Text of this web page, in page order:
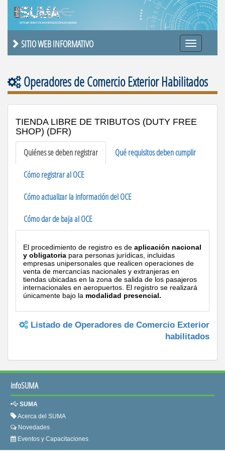
SITIO WEB INFORMATIVO
Operadores de Comercio Exterior Habilitados
TIENDA LIBRE DE TRIBUTOS (DUTY FREE
SHOP) (DFR)
Quiénes se deben registrar
Qué requisitos deben cumplir
Cómo registrar al OCE
Cómo actualizar la información del OCE
Cómo dar de baja al OCE
El procedimiento de registro es de aplicación nacional
y obligatoria para personas jurídicas, incluidas
empresas unipersonales que realicen operaciones de
venta de mercancías nacionales y extranjeras en
tiendas ubicadas en la zona de salida de los pasajeros
internacionales en aeropuertos. El registro se realizará
únicamente bajo la modalidad presencial.
Listado de Operadores de Comercio Exterior
habilitados
infoSUMA
SUMA
Acerca del SUMA
Novedades
Eventos y Capacitaciones